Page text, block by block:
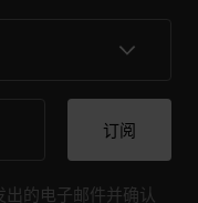
出的电子邮件并确认